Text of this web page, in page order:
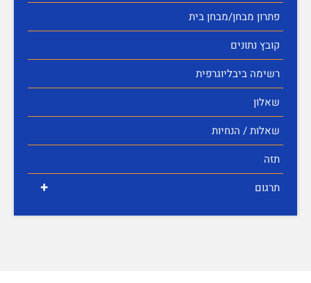
פתרון מבחן/מבחן בית
קובץ נתונים
רשימה ביבליוגרפית
שאלון
שאלות / הנחיות
תזה
+ תרגום